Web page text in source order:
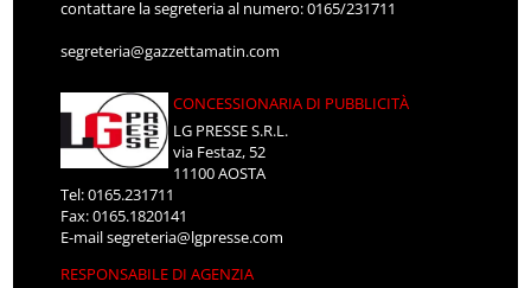
contattare la segreteria al numero: 0165/231711
segreteria@gazzettamatin.com
CONCESSIONARIA DI PUBBLICITÀ
LG PRESSE S.R.L.
via Festaz, 52
11100 AOSTA
Tel: 0165.231711
Fax: 0165.1820141
E-mailsegreteria@lgpresse.com
RESPONSABILE DI AGENZIA